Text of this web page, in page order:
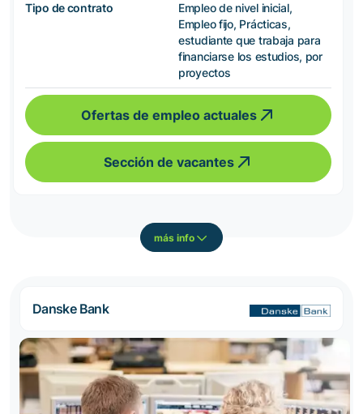
Tipo de contrato
Empleo de nivel inicial,
Empleo fijo, Prácticas,
estudiante que trabaja para
financiarse los estudios, por
proyectos
Ofertas de empleo actuales
Sección de vacantes
más info
Danske Bank